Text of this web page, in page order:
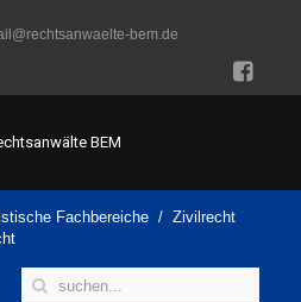
bem.de
BEM
Fachbereiche
Zivilrecht